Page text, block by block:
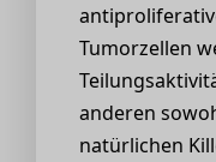
Tumorzellen
anderen
natürlichen